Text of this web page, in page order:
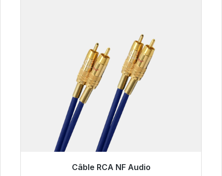
Câble RCA NF Audio